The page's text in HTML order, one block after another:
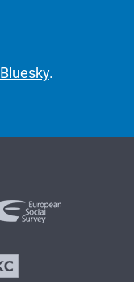
Bluesky.